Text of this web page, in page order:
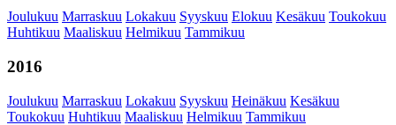
Joulukuu Marraskuu Lokakuu Syyskuu Elokuu Kesäkuu Toukokuu
Huhtikuu Maaliskuu Helmikuu Tammikuu
2016
Joulukuu Marraskuu Lokakuu Syyskuu Heinäkuu Kesäkuu
Toukokuu Huhtikuu Maaliskuu Helmikuu Tammikuu